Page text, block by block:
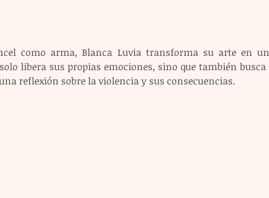
como arma, Blanca Luvia transforma su arte en
libera sus propias emociones, sino que también busca
reflexión sobre la violencia y sus consecuencias.